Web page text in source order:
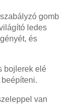
gomb
ledes
és
bojlerek elé
van